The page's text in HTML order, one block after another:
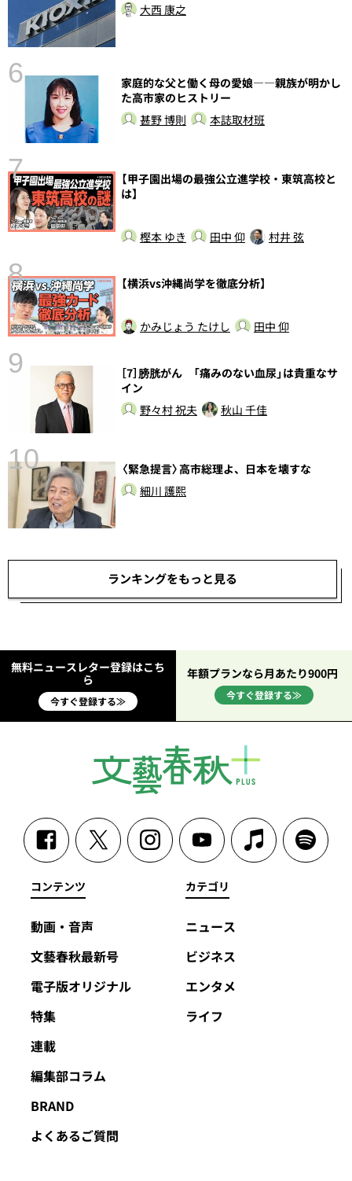
大西 康之
6
家庭的な父と働く母の愛娘――親族が明かし
た高市家のヒストリー
甚野 博則
本誌取材班
7
【甲子園出場の最強公立進学校・東筑高校と
は】
樫本 ゆき 田中 仰 村井 弦
8 【横浜vs沖縄尚学を徹底分析】
かみじょう たけし 田中 仰
9
［7］膀胱がん 「痛みのない血尿」は貴重なサ
イン
野々村 祝夫
秋山 千佳
10
〈緊急提言〉高市総理よ、日本を壊すな
細川 護熙
ランキングをもっと見る
無料ニュースレター登録はこち
ら
今すぐ登録する≫
年額プランなら月あたり900円
今すぐ登録する≫
コンテンツ
動画・音声
文藝春秋最新号
電子版オリジナル
特集
連載
編集部コラム
BRAND
よくあるご質問
カテゴリ
ニュース
ビジネス
エンタメ
ライフ